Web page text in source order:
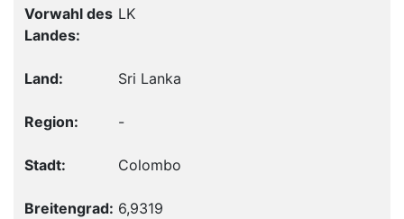
LK
Sri Lanka
-
Colombo
6,9319